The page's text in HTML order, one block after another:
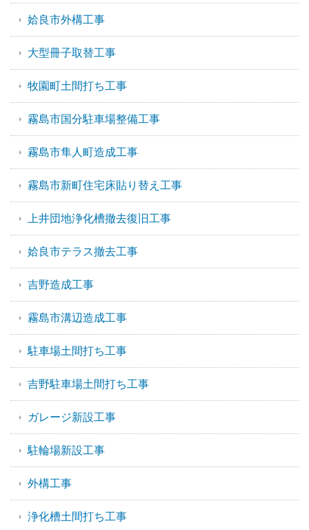
姶良市外構工事
大型冊子取替工事
牧園町土間打ち工事
霧島市国分駐車場整備工事
霧島市隼人町造成工事
霧島市新町住宅床貼り替え工事
上井団地浄化槽撤去復旧工事
姶良市テラス撤去工事
吉野造成工事
霧島市溝辺造成工事
駐車場土間打ち工事
吉野駐車場土間打ち工事
ガレージ新設工事
駐輪場新設工事
外構工事
浄化槽土間打ち工事